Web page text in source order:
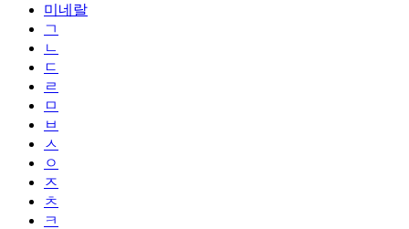
미네랄
ㄱ
ㄴ
ㄷ
ㄹ
ㅁ
ㅂ
ㅅ
ㅇ
ㅈ
ㅊ
ㅋ